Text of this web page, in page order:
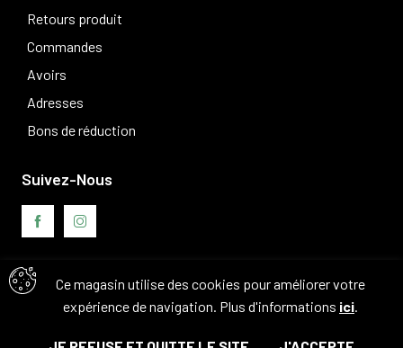
Retours produit
Commandes
Avoirs
Adresses
Bons de réduction
Ce magasin utilise des cookies pour améliorer votre
expérience de navigation. Plus d'informations ici.
Suivez-Nous
Avis clients